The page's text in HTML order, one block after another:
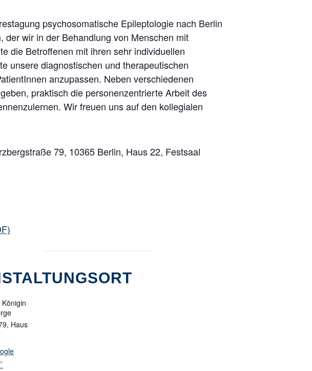
psychosomatische Epileptologie nach Berlin
wir in der Behandlung von Menschen mit
die Betroffenen mit ihren sehr individuellen
unsere diagnostischen und therapeutischen
anzupassen. Neben verschiedenen
praktisch die personenzentrierte Arbeit des
Wir freuen uns auf den kollegialen
79, 10365 Berlin, Haus 22, Festsaal
Haus